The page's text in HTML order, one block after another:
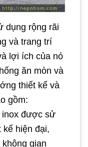
dụng rộng rãi
và trang trí
lợi ích của nó
ăn mòn và
thiết kế và
gồm:
inox được sử
kế hiện đại,
gian